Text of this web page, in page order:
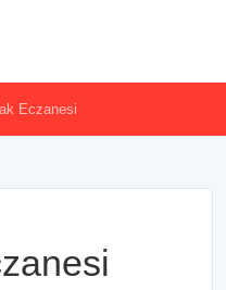
Eczanesi